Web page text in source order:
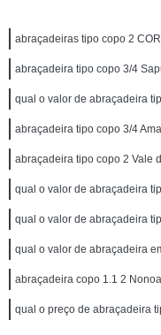
abraçadeiras tipo copo 2
abraçadeira tipo copo 3/4
qual o valor de abraçadeira
abraçadeira tipo copo 3/4
abraçadeira tipo copo 2 Vale
qual o valor de abraçadeira
qual o valor de abraçadeira
qual o valor de abraçadeira
abraçadeira copo 1.1 2
qual o preço de abraçadeira